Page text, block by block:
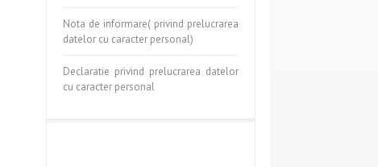
Nota de informare( privind prelucrarea
datelor cu caracter personal)
Declaratie privind prelucrarea datelor
cu caracter personal